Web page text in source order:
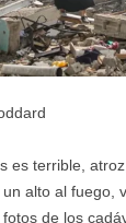
es terrible,
alto al fuego,
de los